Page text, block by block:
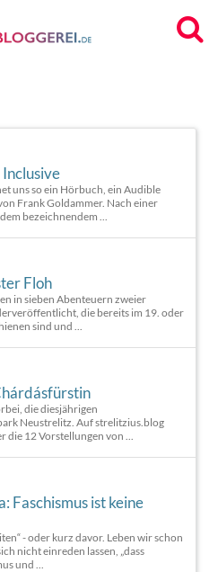
uns so ein Hörbuch, ein Audible
Frank Goldammer. Nach einer
bezeichnendem ...
Floh
in sieben Abenteuern zweier
die bereits im 19. oder
sind und ...
die diesjährigen
Neustrelitz. Auf strelitzius.blog
die 12 Vorstellungen von ...
Faschismus ist keine
- oder kurz davor. Leben wir schon
nicht einreden lassen, „dass
und ...